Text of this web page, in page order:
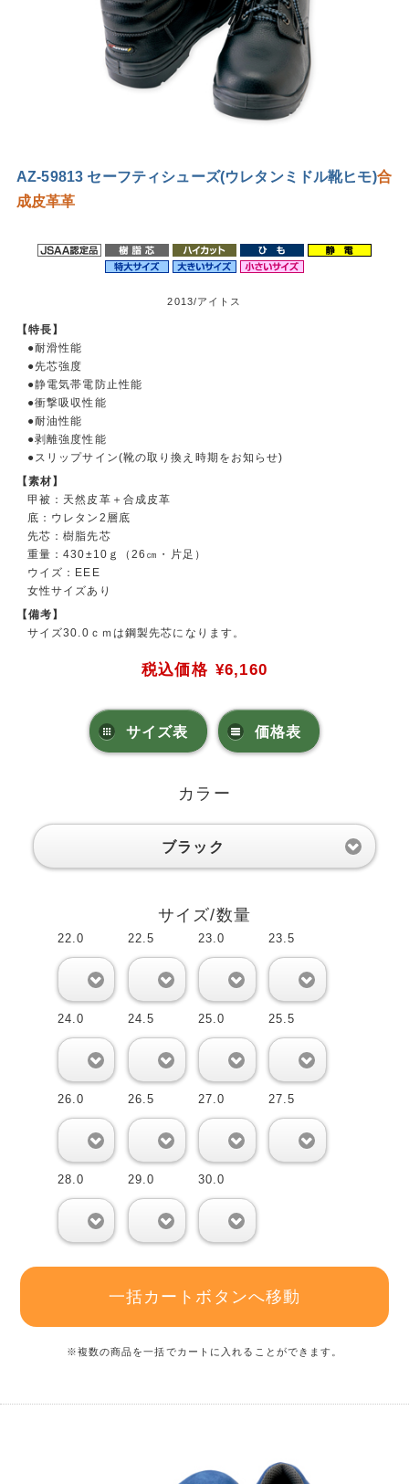
AZ-59813 セーフティシューズ(ウレタンミドル靴ヒモ)合
成皮革革
2013/アイトス
【特長】
●耐滑性能
●先芯強度
●静電気帯電防止性能
●衝撃吸収性能
●耐油性能
●剥離強度性能
●スリップサイン(靴の取り換え時期をお知らせ)
【素材】
甲被：天然皮革＋合成皮革
底：ウレタン2層底
先芯：樹脂先芯
重量：430±10ｇ（26㎝・片足）
ウイズ：EEE
女性サイズあり
【備考】
サイズ30.0ｃｍは鋼製先芯になります。
税込価格 ¥6,160
サイズ表 価格表
カラー
ブラック
サイズ/数量
22.0 22.5 23.0 23.5
24.0 24.5 25.0 25.5
26.0 26.5 27.0 27.5
28.0 29.0 30.0
一括カートボタンへ移動
※複数の商品を一括でカートに入れることができます。